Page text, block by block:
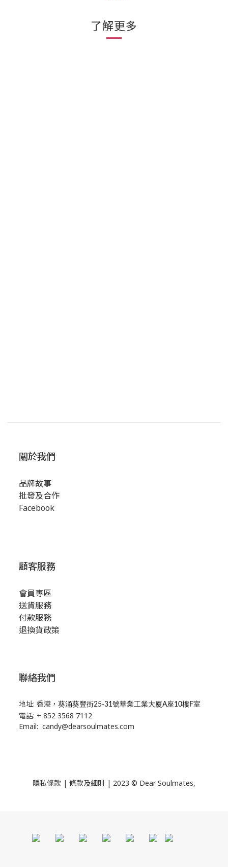
了解更多
關於我們
品牌故事
批發及合作
Facebook
顧客服務
會員專區
送貨服務
付款服務
退換貨政策
聯絡我們
地址: 香港， 葵涌葵豐街25-31號華業工業大廈A座10樓F室
電話: + 852 3568 7112
Email: candy@dearsoulmates.com
隱私條款 | 條款及細則 | 2023 © Dear Soulmates,